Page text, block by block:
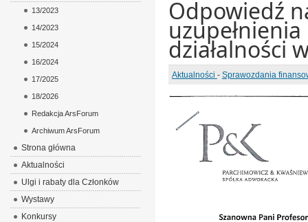
Odpowiedź
działalności
Aktualności - Sprawozdania
13/2023
14/2023
15/2024
16/2024
17/2025
18/2026
Redakcja ArsForum
Archiwum ArsForum
Strona główna
Aktualności
Ulgi i rabaty dla Członków
Wystawy
Konkursy